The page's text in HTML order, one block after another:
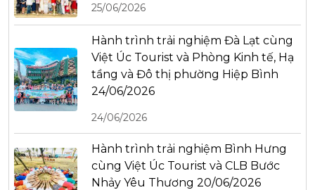
25/06/2026
Hành trình trải nghiệm Đà Lạt cùng
Việt Úc Tourist và Phòng Kinh tế, Hạ
tầng và Đô thị phường Hiệp Bình
24/06/2026
24/06/2026
Hành trình trải nghiệm Bình Hưng
cùng Việt Úc Tourist và CLB Bước
Nhảy Yêu Thương 20/06/2026